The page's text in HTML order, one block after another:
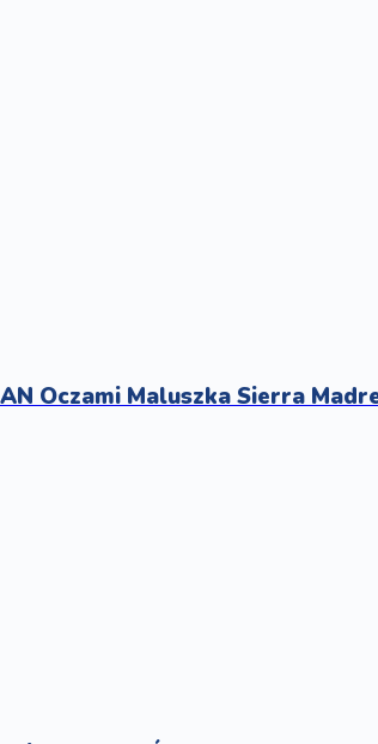
Oczami Maluszka Sierra